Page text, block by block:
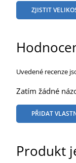
ZJISTIT
Uvedené recenze
Zatím žádné
PŘIDAT
Produkt